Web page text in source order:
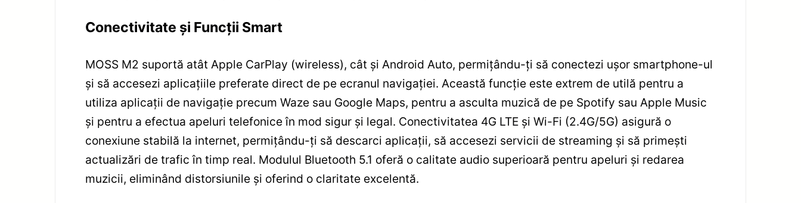
Conectivitate și Funcții Smart
MOSS M2 suportă atât Apple CarPlay (wireless), cât și Android Auto, permițându-ți să conectezi ușor smartphone-ul
și să accesezi aplicațiile preferate direct de pe ecranul navigației. Această funcție este extrem de utilă pentru a
utiliza aplicații de navigație precum Waze sau Google Maps, pentru a asculta muzică de pe Spotify sau Apple Music
și pentru a efectua apeluri telefonice în mod sigur și legal. Conectivitatea 4G LTE și Wi-Fi (2.4G/5G) asigură o
conexiune stabilă la internet, permițându-ți să descarci aplicații, să accesezi servicii de streaming și să primești
actualizări de trafic în timp real. Modulul Bluetooth 5.1 oferă o calitate audio superioară pentru apeluri și redarea
muzicii, eliminând distorsiunile și oferind o claritate excelentă.